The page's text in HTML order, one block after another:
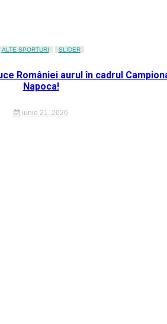
ALTE SPORTURI SLIDER
României aurul în cadrul
Napoca!
iunie 21, 2026